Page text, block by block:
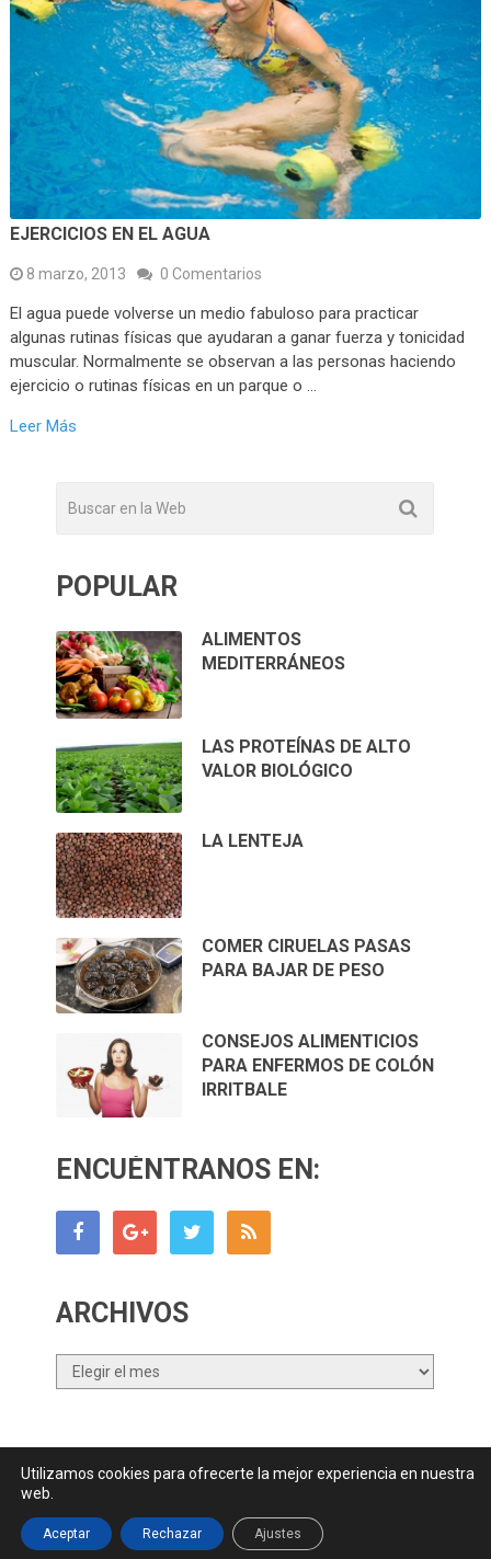
EJERCICIOS EN EL AGUA
8 marzo, 2013 0 Comentarios
El agua puede volverse un medio fabuloso para practicar
algunas rutinas físicas que ayudaran a ganar fuerza y tonicidad
muscular. Normalmente se observan a las personas haciendo
ejercicio o rutinas físicas en un parque o …
Leer Más
POPULAR
ALIMENTOS
MEDITERRÁNEOS
LAS PROTEÍNAS DE ALTO
VALOR BIOLÓGICO
LA LENTEJA
COMER CIRUELAS PASAS
PARA BAJAR DE PESO
CONSEJOS ALIMENTICIOS
PARA ENFERMOS DE COLÓN
IRRITBALE
ENCUÉNTRANOS EN:
ARCHIVOS
Archivos
Contactar|| Datos Legales y Privacidady
Utilizamos cookies para ofrecerte la mejor experiencia en nuestra
web.
Aceptar Rechazar Ajustes